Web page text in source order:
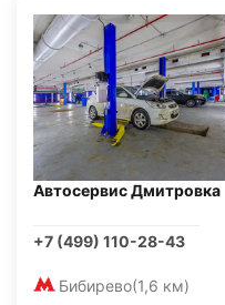
Автосервис Дмитровка
+7 (499) 110-28-43
Бибирево(1,6 км)